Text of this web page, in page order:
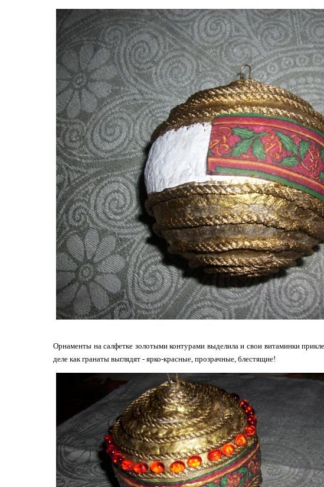
Орнаменты на салфетке золотыми контурами выделила и свои витаминки
деле как гранаты выглядят - ярко-красные, прозрачные, блестящие!